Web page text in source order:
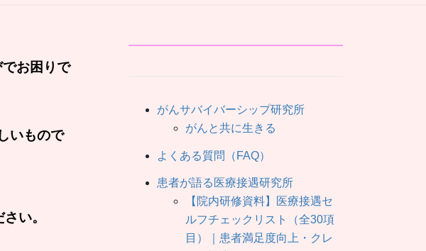
お困りで
いもので
い。
がんサバイバーシップ研究所
がんと共に生きる
よくある質問（FAQ）
患者が語る医療接遇研究所
【院内研修資料】医療接遇セ
ルフチェックリスト（全30項
目）｜患者満足度向上・クレ